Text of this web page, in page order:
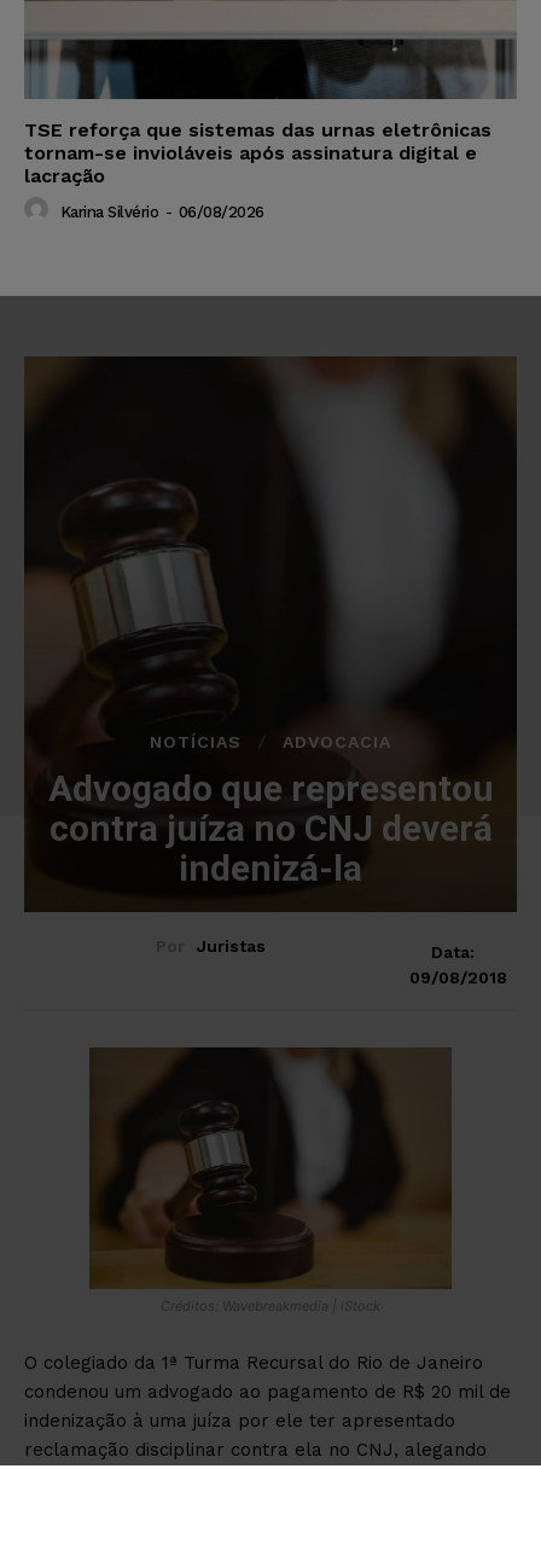
TSE reforça que sistemas das urnas eletrônicas
tornam-se invioláveis após assinatura digital e
lacração
Karina Silvério - 06/08/2026